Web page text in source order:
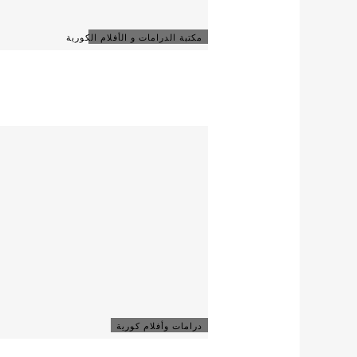
مكتبة الدرامات و الأفلام الكورية
درامات وأفلام كورية